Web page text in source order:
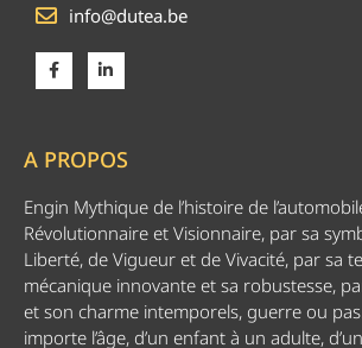
info@dutea.be
A PROPOS
Engin Mythique de l’histoire de
Révolutionnaire et Visionnaire, par sa
Liberté, de Vigueur et de Vivacité, par sa
mécanique innovante et sa robustesse,
et son charme intemporels, guerre ou
importe l’âge, d’un enfant à un adulte,